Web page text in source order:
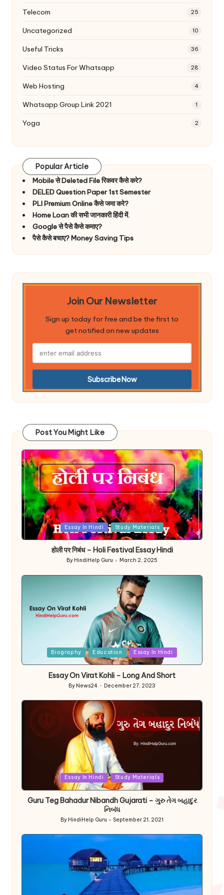
Telecom 25
Uncategorized 10
Useful Tricks 36
Video Status For Whatsapp 28
Web Hosting 4
Whatsapp Group Link 2021 1
Yoga 2
Popular Article
Mobile से Deleted File रिकवर कैसे करे?
DELED Question Paper 1st Semester
PLI Premium Online कैसे जमा करे?
Home Loan की सभी जानकारी हिंदी में.
Google से पैसे कैसे कमाए?
पैसे कैसे बचाए? Money Saving Tips
Join Our Newsletter
Sign up today for free and be the first to
get notified on new updates
Post You Might Like
Posted
Essay In Hindi Study Materials
होली पर निबंध – Holi Festival Essay Hindi
Posted
By HindiHelp Guru March 2, 2025
Biography Education Essay In Hindi
Essay On Virat Kohli – Long And Short
Posted
By News24 December 27, 2023
Essay In Hindi Study Materials
Guru Teg Bahadur Nibandh Gujarati – ગુરુ તેગ બહાદુર
નિબંધ
Posted
by
By HindiHelp Guru September 21, 2021